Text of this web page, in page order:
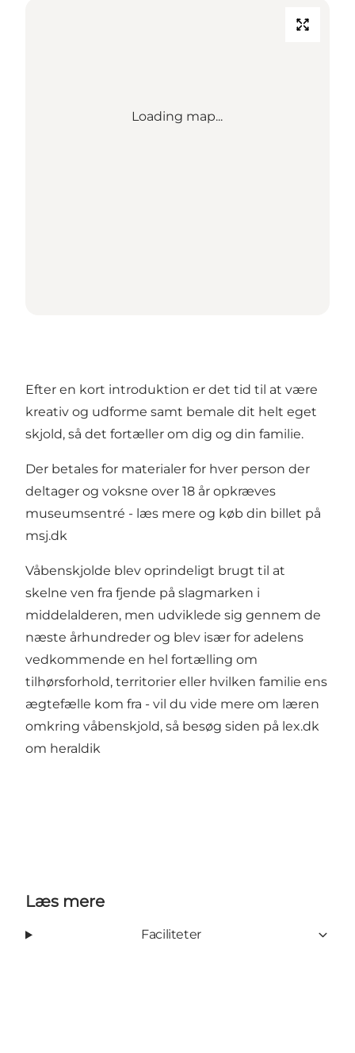
Loading map...
Efter en kort introduktion er det tid til at være
kreativ og udforme samt bemale dit helt eget
skjold, så det fortæller om dig og din familie.
Der betales for materialer for hver person der
deltager og voksne over 18 år opkræves
museumsentré - læs mere og køb din billet på
msj.dk
Våbenskjolde blev oprindeligt brugt til at
skelne ven fra fjende på slagmarken i
middelalderen, men udviklede sig gennem de
næste århundreder og blev især for adelens
vedkommende en hel fortælling om
tilhørsforhold, territorier eller hvilken familie ens
ægtefælle kom fra - vil du vide mere om læren
omkring våbenskjold, så besøg siden på lex.dk
om heraldik
Læs mere
Faciliteter